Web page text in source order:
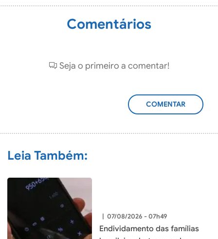
Comentários
Seja o primeiro a comentar!
ADICIONAR
Leia Também:
| 07/08/2026 - 07h49
Endividamento das famílias